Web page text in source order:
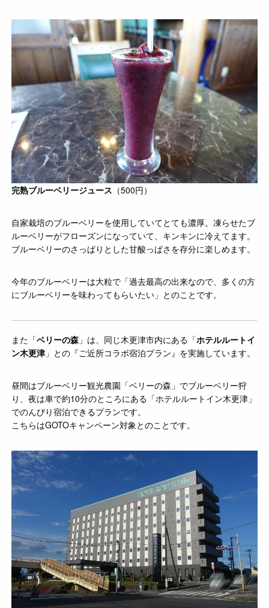
完熟ブルーベリージュース （500円）
自家栽培のブルーベリーを使用していてとても濃厚。凍らせたブ
ルーベリーがフローズンになっていて、キンキンに冷えてます。
ブルーベリーのさっぱりとした甘酸っぱさを存分に楽しめます。
今年のブルーベリーは大粒で「過去最高の出来なので、多くの方
にブルーベリーを味わってもらいたい」とのことです。
また「ベリーの森 」は、同じ木更津市内にある「ホテルルートイ
ン木更津 」との『ご近所コラボ宿泊プラン』を実施しています。
昼間はブルーベリー観光農園「ベリーの森」でブルーベリー狩
り、夜は車で約10分のところにある「ホテルルートイン木更津」
でのんびり宿泊できるプランです。
こちらはGOTOキャンペーン対象とのことです。